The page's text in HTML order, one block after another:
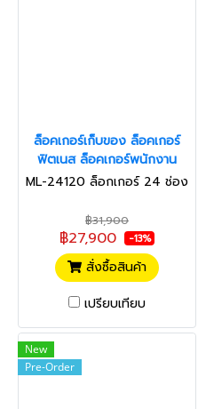
ล็อคเกอร์เก็บของ ล็อคเกอร์
ฟิตเนส ล็อคเกอร์พนักงาน
ML-24120 ล็อกเกอร์ 24 ช่อง
฿31,900
฿27,900 -13%
สั่งซื้อสินค้า
เปรียบเทียบ
New
Pre-Order